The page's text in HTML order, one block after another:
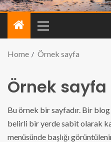
Home Örnek sayfa
Örnek sayfa
Bu örnek bir sayfadır. Bir blog
belirli bir yerde sabit olarak
menüsünde başlığı